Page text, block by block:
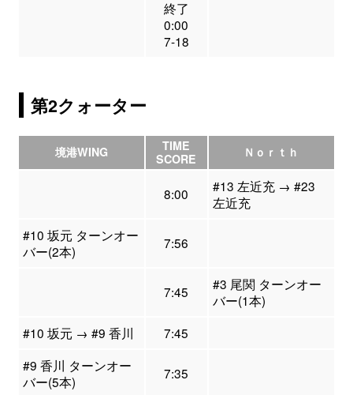
終了
0:00
7-18
第2クォーター
境港WING
TIME
SCORE
Ｎｏｒｔｈ
8:00
#13 左近充 → #23
左近充
#10 坂元 ターンオー
バー(2本)
7:56
7:45
#3 尾関 ターンオー
バー(1本)
#10 坂元 → #9 香川
7:45
#9 香川 ターンオー
バー(5本)
7:35